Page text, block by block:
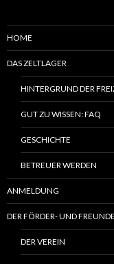
HOME
DAS ZELTLAGER
HINTERGRUND DER
GUT ZU WISSEN: FAQ
GESCHICHTE
BETREUER WERDEN
ANMELDUNG
DER FÖRDER- UND
DER VEREIN